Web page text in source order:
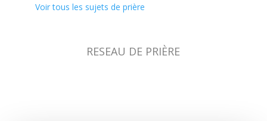
Voir tous les sujets de prière
RESEAU DE PRIÈRE